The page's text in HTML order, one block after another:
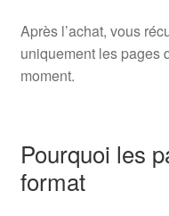
Après l’achat, vous
uniquement les pages
moment.
Pourquoi les
format